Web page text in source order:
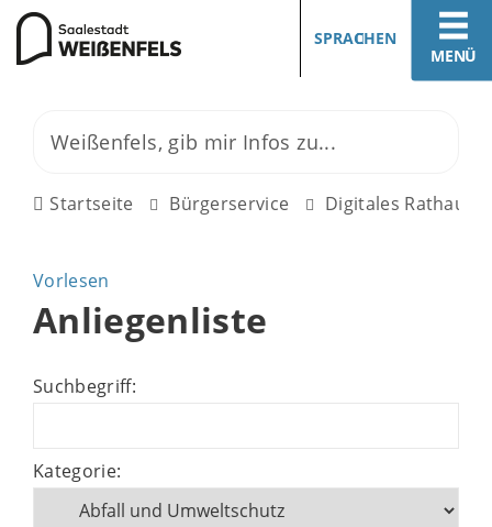
MENÜ
SPRACHEN
Startseite Bürgerservice Digitales Rathaus
Vorlesen
Anliegenliste
Suchbegriff:
Kategorie: